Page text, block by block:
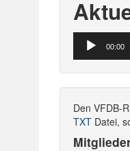
Audio-
Player
00:00
Den VFDB-
TXT Datei,